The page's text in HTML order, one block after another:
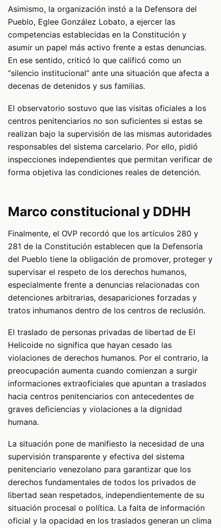
Asimismo, la organización instó a la Defensora del
Pueblo, Eglee González Lobato, a ejercer las
competencias establecidas en la Constitución y
asumir un papel más activo frente a estas denuncias.
En ese sentido, criticó lo que calificó como un
“silencio institucional” ante una situación que afecta a
decenas de detenidos y sus familias.
El observatorio sostuvo que las visitas oficiales a los
centros penitenciarios no son suficientes si estas se
realizan bajo la supervisión de las mismas autoridades
responsables del sistema carcelario. Por ello, pidió
inspecciones independientes que permitan verificar de
forma objetiva las condiciones reales de detención.
Marco constitucional y DDHH
Finalmente, el OVP recordó que los artículos 280 y
281 de la Constitución establecen que la Defensoría
del Pueblo tiene la obligación de promover, proteger y
supervisar el respeto de los derechos humanos,
especialmente frente a denuncias relacionadas con
detenciones arbitrarias, desapariciones forzadas y
tratos inhumanos dentro de los centros de reclusión.
El traslado de personas privadas de libertad de El
Helicoide no significa que hayan cesado las
violaciones de derechos humanos. Por el contrario, la
preocupación aumenta cuando comienzan a surgir
informaciones extraoficiales que apuntan a traslados
hacia centros penitenciarios con antecedentes de
graves deficiencias y violaciones a la dignidad
humana.
La situación pone de manifiesto la necesidad de una
supervisión transparente y efectiva del sistema
penitenciario venezolano para garantizar que los
derechos fundamentales de todos los privados de
libertad sean respetados, independientemente de su
situación procesal o política. La falta de información
oficial y la opacidad en los traslados generan un clima